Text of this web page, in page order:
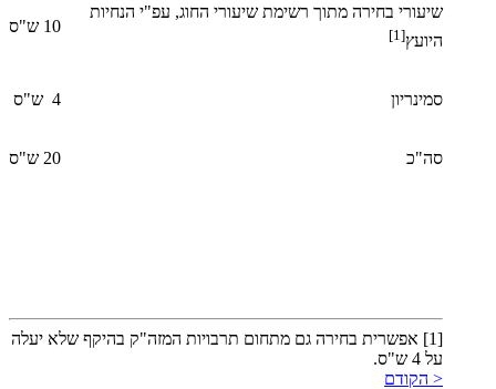
שיעורי בחירה מתוך רשימת שיעורי החוג, עפ"י הנחיות
היועץ[1] 10 ש"ס
סמינריון 4 ש"ס
סה"כ 20 ש"ס
[1] אפשרית בחירה גם מתחום תרבויות המזה"ק בהיקף שלא יעלה
על 4 ש"ס.
< הקודם